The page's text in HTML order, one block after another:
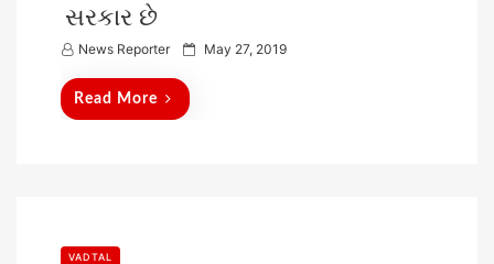
સરકાર છે
News Reporter
P May 27, 2019
Read More
VADTAL